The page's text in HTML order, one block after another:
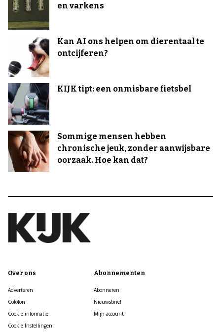
en varkens
Kan AI ons helpen om dierentaal te
ontcijferen?
KIJK tipt: een onmisbare fietsbel
Sommige mensen hebben
chronische jeuk, zonder aanwijsbare
oorzaak. Hoe kan dat?
Over ons
Adverteren
Colofon
Cookie informatie
Cookie Instellingen
Abonnementen
Abonneren
Nieuwsbrief
Mijn account